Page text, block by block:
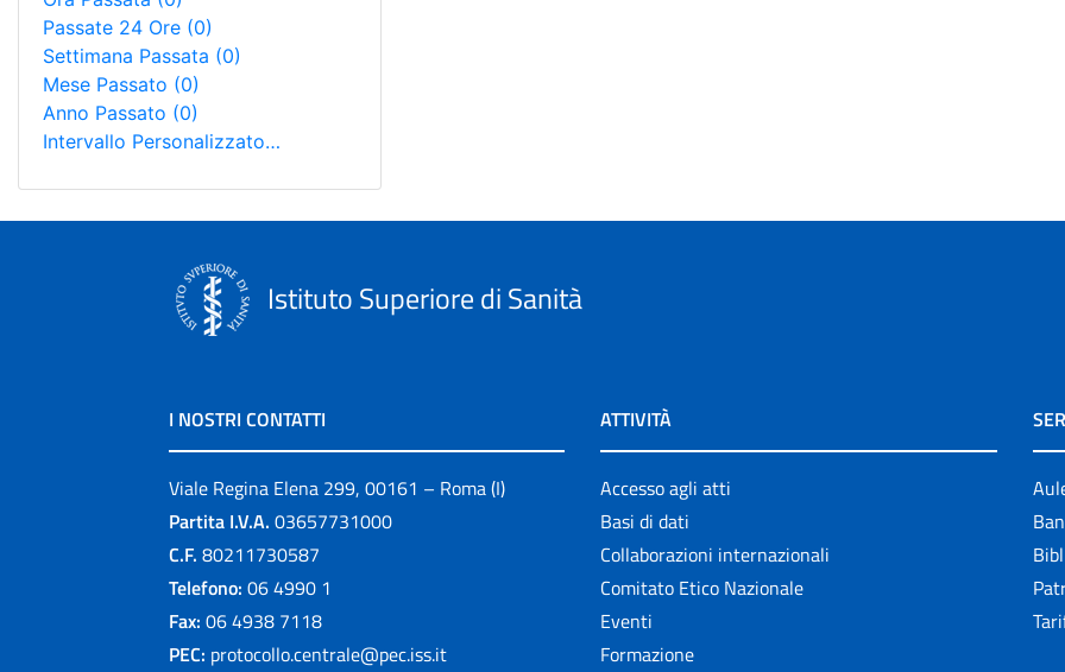
Passate 24 Ore (0)
Settimana Passata (0)
Mese Passato (0)
Anno Passato (0)
Intervallo Personalizzato…
Istituto Superiore di Sanità
I NOSTRI CONTATTI
Viale Regina Elena 299, 00161 – Roma (I)
Partita I.V.A. 03657731000
C.F. 80211730587
Telefono: 06 4990 1
Fax: 06 4938 7118
PEC: protocollo.centrale@pec.iss.it
ATTIVITÀ
Accesso agli atti
Basi di dati
Collaborazioni internazionali
Comitato Etico Nazionale
Eventi
Formazione